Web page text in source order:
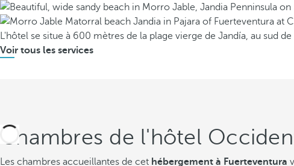
L'hôtel se situe à 600 mètres de la plage vierge de Jandía, au sud
Voir tous les services
Chambres de l'hôtel
Les chambres accueillantes de cet hébergement à Fuerteventura